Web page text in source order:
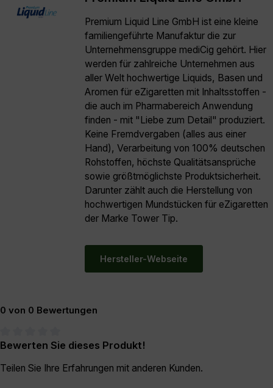
Premium Liquid Line GmbH ist eine kleine
familiengeführte Manufaktur die zur
Unternehmensgruppe mediCig gehört. Hier
werden für zahlreiche Unternehmen aus
aller Welt hochwertige Liquids, Basen und
Aromen für eZigaretten mit Inhaltsstoffen -
die auch im Pharmabereich Anwendung
finden - mit "Liebe zum Detail" produziert.
Keine Fremdvergaben (alles aus einer
Hand), Verarbeitung von 100% deutschen
Rohstoffen, höchste Qualitätsansprüche
sowie größtmöglichste Produktsicherheit.
Darunter zählt auch die Herstellung von
hochwertigen Mundstücken für eZigaretten
der Marke Tower Tip.
Hersteller-Webseite
0 von 0 Bewertungen
Durchschnittliche Bewertung von 0 von 5 Sternen
Bewerten Sie dieses Produkt!
Teilen Sie Ihre Erfahrungen mit anderen Kunden.